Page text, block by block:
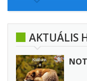
AKTUÁLIS